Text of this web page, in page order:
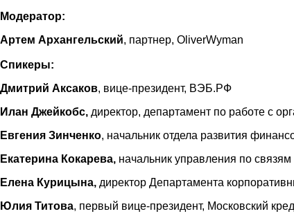
Модератор:
Артем Архангельский, партнер, OliverWyman
Спикеры:
Дмитрий Аксаков, вице-президент, ВЭБ.РФ
Илан Джейкобс, директор, департамент по работе с
Евгения Зинченко, начальник отдела развития
Екатерина Кокарева, начальник управления по
Елена Курицына, директор Департамента
Юлия Титова, первый вице-президент, Московский